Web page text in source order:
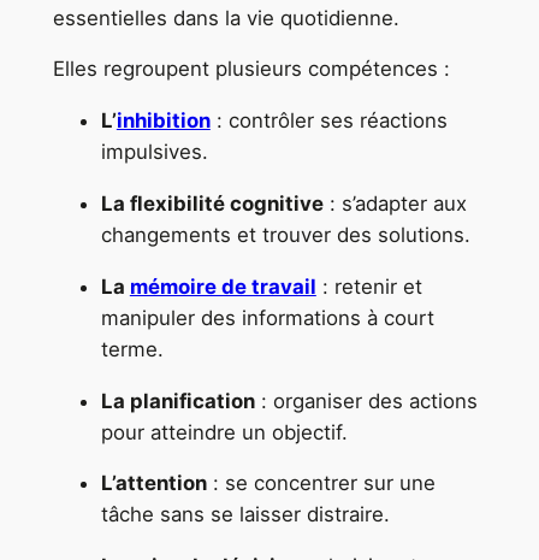
essentielles dans la vie quotidienne.
Elles regroupent plusieurs compétences :
L’inhibition: contrôler ses réactions
impulsives.
La flexibilité cognitive: s’adapter aux
changements et trouver des solutions.
La mémoire de travail : retenir et
manipuler des informations à court
terme.
La planification: organiser des actions
pour atteindre un objectif.
L’attention: se concentrer sur une
tâche sans se laisser distraire.